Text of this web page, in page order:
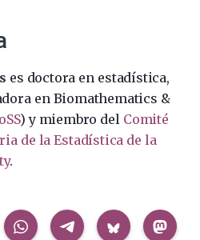
es doctora en estadística,
en Biomathematics &
) y miembro del Comité
de la Estadística de la
.